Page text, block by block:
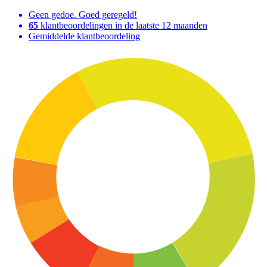
Geen gedoe. Goed geregeld!
65 klantbeoordelingen in de laatste 12 maanden
Gemiddelde klantbeoordeling